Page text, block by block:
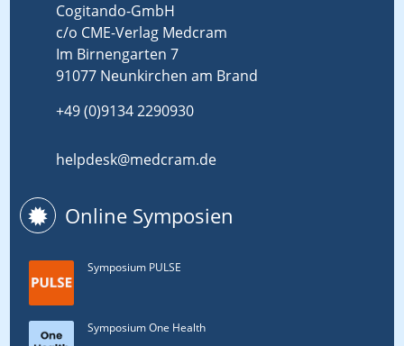
Cogitando-GmbH
c/o CME-Verlag Medcram
Im Birnengarten 7
91077 Neunkirchen am Brand
+49 (0)9134 2290930
helpdesk@medcram.de
Online Symposien
Symposium PULSE
Symposium One Health